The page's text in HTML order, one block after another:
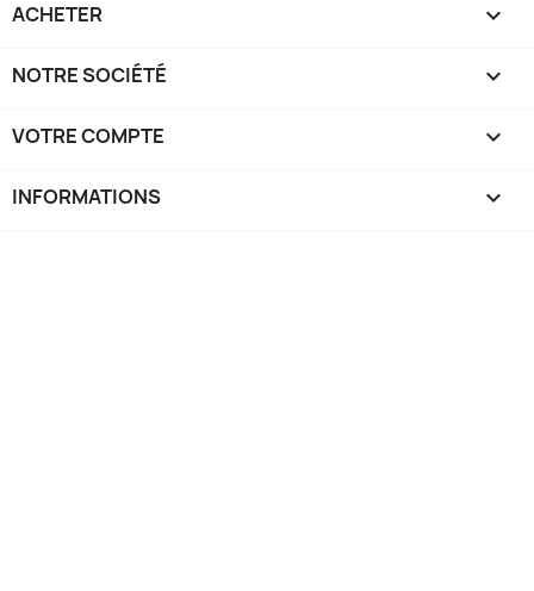
ACHETER 
NOTRE SOCIÉTÉ 
VOTRE COMPTE 
INFORMATIONS keyboard_arrow_down